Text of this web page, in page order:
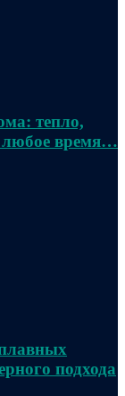
тепло,
любое время…
подхода